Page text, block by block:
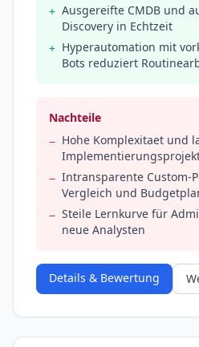
+ Ausgereifte CMDB und
Discovery in Echtzeit
+ Hyperautomation mit
Bots reduziert
Nachteile
− Hohe Komplexitaet und
− Intransparente Custom-
Vergleich und
− Steile Lernkurve für
neue Analysten
Details & Bewertung